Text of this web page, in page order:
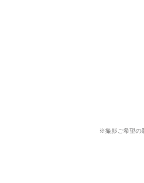
※撮影ご希望の